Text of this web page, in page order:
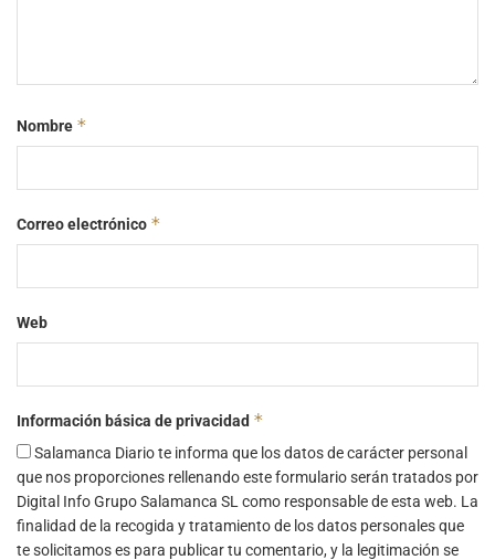
Nombre *
Correo electrónico *
Web
Información básica de privacidad *
Salamanca Diario te informa que los datos de carácter personal
que nos proporciones rellenando este formulario serán tratados por
Digital Info Grupo Salamanca SL como responsable de esta web. La
finalidad de la recogida y tratamiento de los datos personales que
te solicitamos es para publicar tu comentario, y la legitimación se